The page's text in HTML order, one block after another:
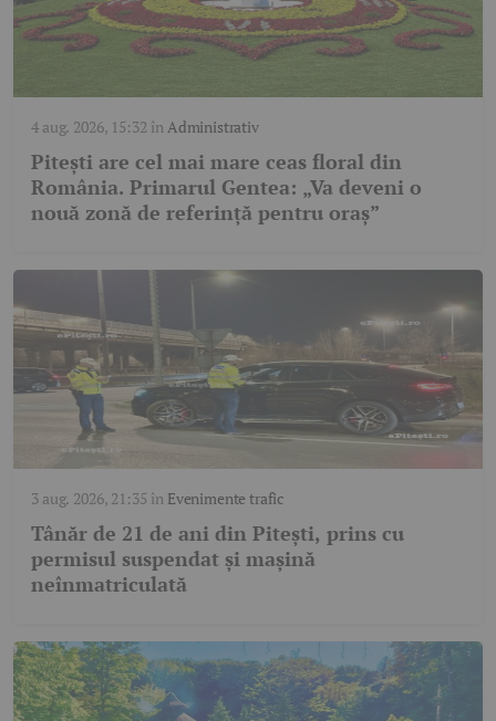
4 aug. 2026, 15:32 înAdministrativ
Pitești are cel mai mare ceas floral din
România. Primarul Gentea: „Va deveni o
nouă zonă de referință pentru oraș”
3 aug. 2026, 21:35 în Evenimente trafic
Tânăr de 21 de ani din Pitești, prins cu
permisul suspendat și mașină
neînmatriculată